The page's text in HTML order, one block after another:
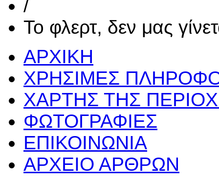
/
Το φλερτ, δεν μας
ΑΡΧΙΚΗ
ΧΡΗΣΙΜΕΣ
ΧΑΡΤΗΣ ΤΗΣ
ΦΩΤΟΓΡΑΦΙΕΣ
ΕΠΙΚΟΙΝΩΝΙΑ
ΑΡΧΕΙΟ ΑΡΘΡΩΝ